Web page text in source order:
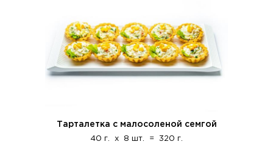
Тарталетка с малосоленой семгой
40 г. x 8 шт. = 320 г.